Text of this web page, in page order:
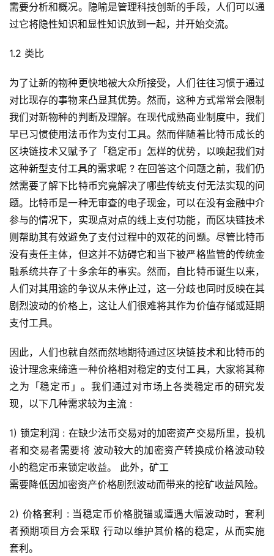
需要分析和概况。隐喻是管理科技创新的手段，人们可以通
过它将隐性知识和显性知识放到一起，并开始交流。
1.2 类比
为了让新的物种更快地被大众所接受，人们往往习惯于通过
对比现存的事物来凸显其优势。然而，这种方式常常会限制
我们对新物种的判断及理解。在现代成熟商业制度中，我们
早已习惯使用法币作为支付工具。然而伴随着比特币成长的
区块链技术又赋予了「稳定币」怎样的优势，以唤起我们对
这种新型支付工具的需求呢 ? 在回答这个问题之前，我们仍
然需要了解下比特币究竟解决了哪些传统支付无法实现的问
题。比特币是一种无审查的电子现金，可以在没有金融中介
参与的情况下，实现点对点的线上支付功能，而区块链技术
则帮助其有效避免了支付过程中的双花的问题。尽管比特币
没有责任主体，但这并不妨碍它和当下被严格监管的传统金
融系统共存了十多余年的事实。然而，自比特币诞生以来，
人们对其用途的争议从未停止过，这一分歧也同时反映在其
剧烈波动的价格上，这让人们很难将其作为价值存储或延期
支付工具。
因此，人们也就自然而然地期待通过区块链技术和比特币的
设计理念来缔造一种价格相对稳定的支付工具，大家将其称
之为「稳定币」。我们通过对市场上各类稳定币的研究发
现，以下几种需求较为主流 :
1) 锁定利润 : 在缺少法币交易对的加密资产交易所里，投机
者和交易者需要将 波动较大的加密资产转换成价格波动较
小的稳定币来锁定收益。 此外，矿工
需要降低因加密资产价格剧烈波动而带来的挖矿收益风险。
2) 价格套利 : 当稳定币价格脱锚或遭遇大幅波动时，套利
者预期项目方会采取 行动以维护其价格的稳定，从而实施
套利。